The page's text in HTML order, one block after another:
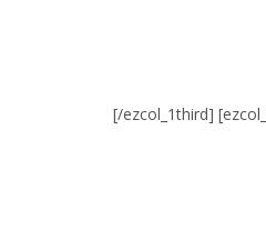
[/ezcol_1third]